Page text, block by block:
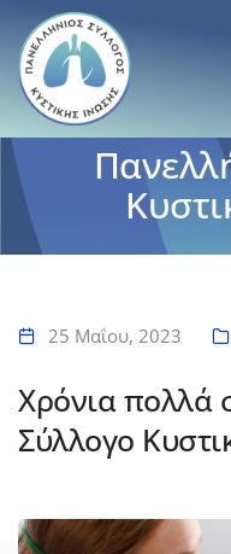
25 Μαΐου, 2023
Χρόνια πολλά
Σύλλογο